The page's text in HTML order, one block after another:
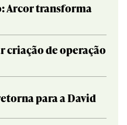
Arcor transforma
criação de operação
para a David